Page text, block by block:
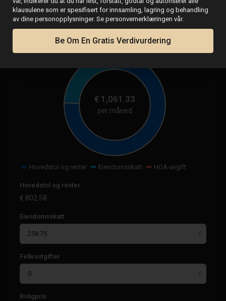
€ 1,061.33
per måned
Hovedstol og renter Eiendomsskatt HOA-avgift
Hovedstol og renter
€ 802.58
Eiendomsskatt
Fellesutgifter
Boligpris
klausulene som er spesifisert for innsamling, lagring og behandling
av dine personopplysninger. Se personvernerklæringen vår.
Be Om En Gratis Verdivurdering